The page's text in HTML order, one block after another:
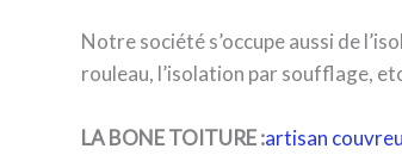
Notre société s’occupe aussi de
rouleau, l’isolation par soufflage,
LA BONE TOITURE :artisan